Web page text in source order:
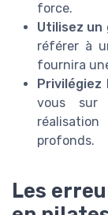
force.
Utilisez un
référer à
fournira
vous sur
profonds.
Les